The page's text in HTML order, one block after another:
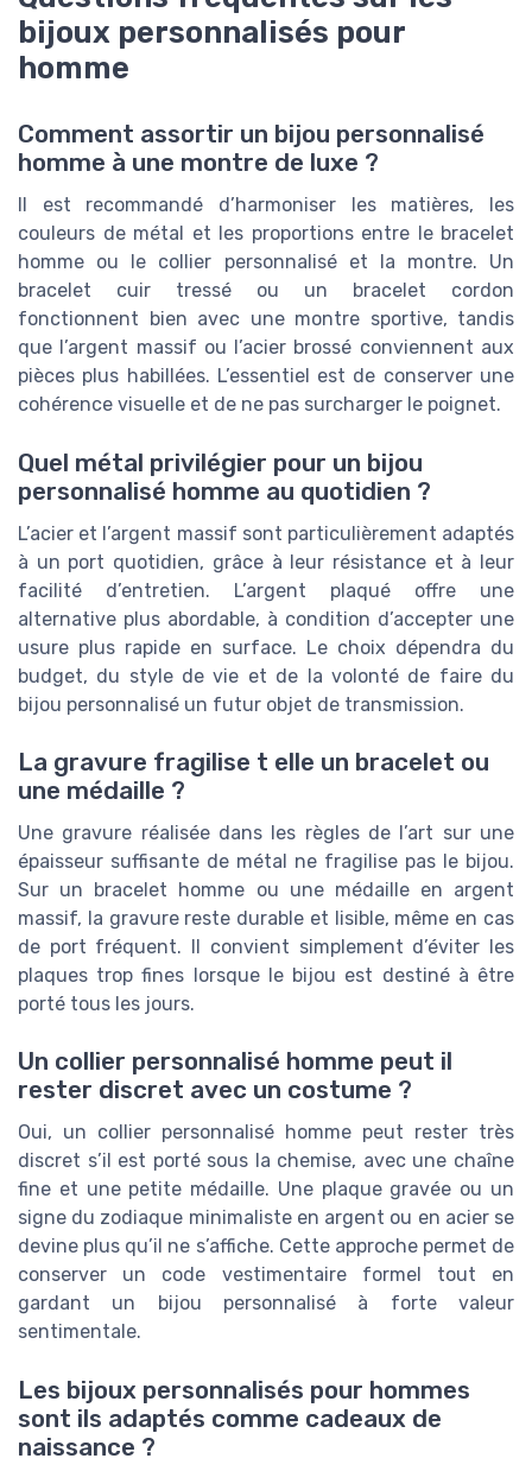
bijoux personnalisés pour
homme
Comment assortir un bijou personnalisé
homme à une montre de luxe ?
Il est recommandé d’harmoniser les matières, les
couleurs de métal et les proportions entre le bracelet
homme ou le collier personnalisé et la montre. Un
bracelet cuir tressé ou un bracelet cordon
fonctionnent bien avec une montre sportive, tandis
que l’argent massif ou l’acier brossé conviennent aux
pièces plus habillées. L’essentiel est de conserver une
cohérence visuelle et de ne pas surcharger le poignet.
Quel métal privilégier pour un bijou
personnalisé homme au quotidien ?
L’acier et l’argent massif sont particulièrement adaptés
à un port quotidien, grâce à leur résistance et à leur
facilité d’entretien. L’argent plaqué offre une
alternative plus abordable, à condition d’accepter une
usure plus rapide en surface. Le choix dépendra du
budget, du style de vie et de la volonté de faire du
bijou personnalisé un futur objet de transmission.
La gravure fragilise t elle un bracelet ou
une médaille ?
Une gravure réalisée dans les règles de l’art sur une
épaisseur suffisante de métal ne fragilise pas le bijou.
Sur un bracelet homme ou une médaille en argent
massif, la gravure reste durable et lisible, même en cas
de port fréquent. Il convient simplement d’éviter les
plaques trop fines lorsque le bijou est destiné à être
porté tous les jours.
Un collier personnalisé homme peut il
rester discret avec un costume ?
Oui, un collier personnalisé homme peut rester très
discret s’il est porté sous la chemise, avec une chaîne
fine et une petite médaille. Une plaque gravée ou un
signe du zodiaque minimaliste en argent ou en acier se
devine plus qu’il ne s’affiche. Cette approche permet de
conserver un code vestimentaire formel tout en
gardant un bijou personnalisé à forte valeur
sentimentale.
Les bijoux personnalisés pour hommes
sont ils adaptés comme cadeaux de
naissance ?